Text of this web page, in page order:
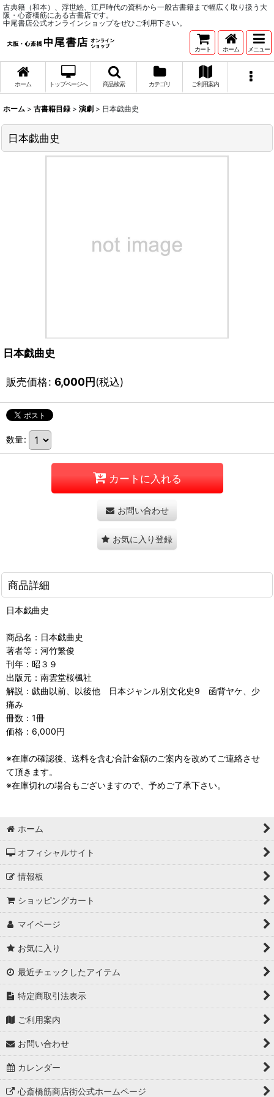
古典籍（和本）、浮世絵、江戸時代の資料から一般古書籍まで幅広く取り扱う大
阪・心斎橋筋にある古書店です。
中尾書店公式オンラインショップをぜひご利用下さい。
カート ホーム メニュー
ホーム トップページへ 商品検索 カテゴリ ご利用案内
ホーム > 古書籍目録 > 演劇 > 日本戯曲史
日本戯曲史
日本戯曲史
販売価格: 6,000円(税込)
数量:
カートに入れる
お問い合わせ
お気に入り登録
商品詳細
日本戯曲史
商品名：日本戯曲史
著者等：河竹繁俊
刊年：昭３９
出版元：南雲堂桜楓社
解説：戯曲以前、以後他 日本ジャンル別文化史9 函背ヤケ、少
痛み
冊数：1冊
価格：6,000円
※在庫の確認後、送料を含む合計金額のご案内を改めてご連絡させ
て頂きます。
※在庫切れの場合もございますので、予めご了承下さい。
ホーム
オフィシャルサイト
情報板
ショッピングカート
マイページ
お気に入り
最近チェックしたアイテム
特定商取引法表示
ご利用案内
お問い合わせ
カレンダー
心斎橋筋商店街公式ホームページ